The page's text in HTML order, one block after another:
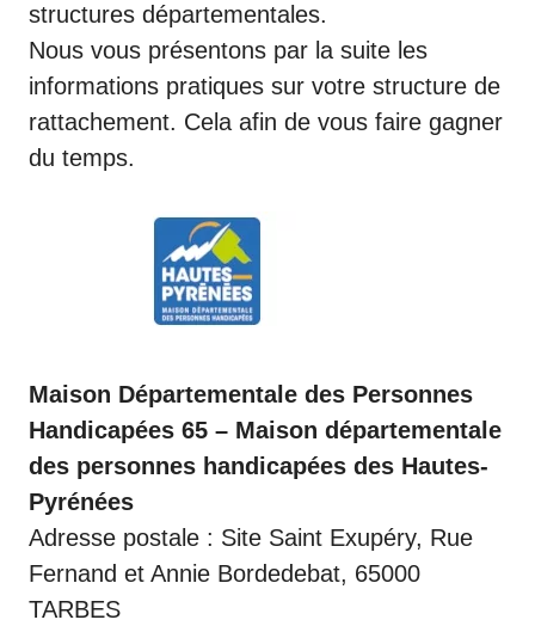
structures départementales.
Nous vous présentons par la suite les
informations pratiques sur votre structure de
rattachement. Cela afin de vous faire gagner
du temps.
Maison Départementale des Personnes
Handicapées 65 – Maison départementale
des personnes handicapées des Hautes-
Pyrénées
Adresse postale : Site Saint Exupéry, Rue
Fernand et Annie Bordedebat, 65000
TARBES